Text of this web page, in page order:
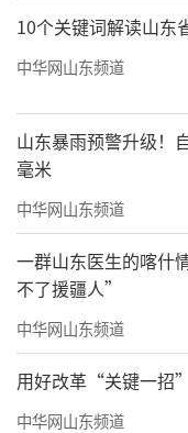
10个关键词解读山东
中华网山东频道
山东暴雨预警升级！
毫米
中华网山东频道
一群山东医生的喀什
不了援疆人”
中华网山东频道
用好改革“关键一招
中华网山东频道